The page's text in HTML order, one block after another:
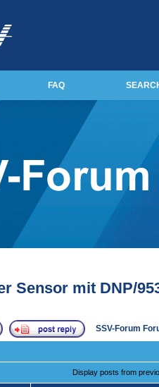
FAQ
Sensor mit DNP/
SSV-Forum
Display posts from